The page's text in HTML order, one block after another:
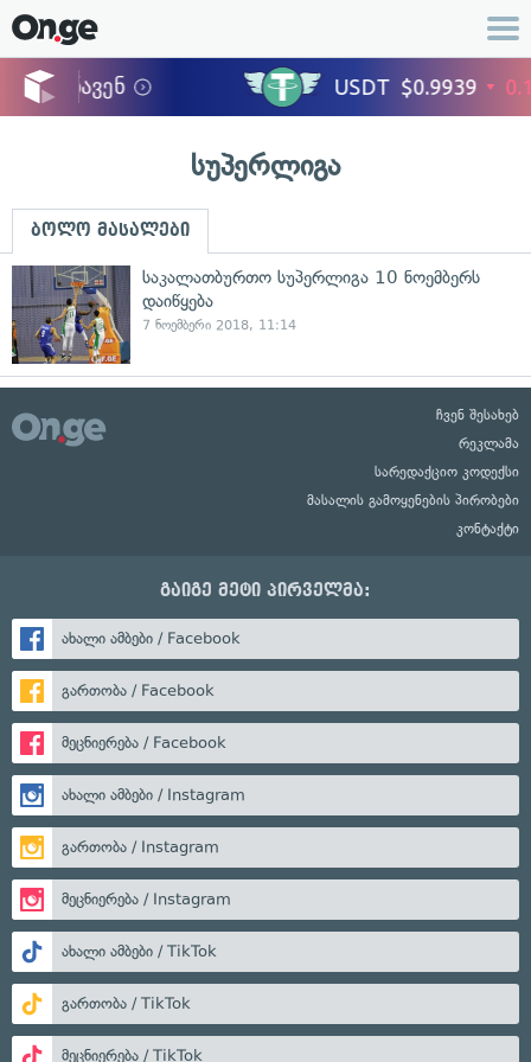
სუპერლიგა
ბოლო მასალები
საკალათბურთო სუპერლიგა 10 ნოემბერს
დაიწყება
7 ნოემბერი 2018, 11:14
ჩვენ შესახებ
რეკლამა
სარედაქციო კოდექსი
მასალის გამოყენების პირობები
კონტაქტი
გაიგე მეტი პირველმა:
ახალი ამბები / Facebook
გართობა / Facebook
მეცნიერება / Facebook
ახალი ამბები / Instagram
გართობა / Instagram
მეცნიერება / Instagram
ახალი ამბები / TikTok
გართობა / TikTok
მეცნიერება / TikTok